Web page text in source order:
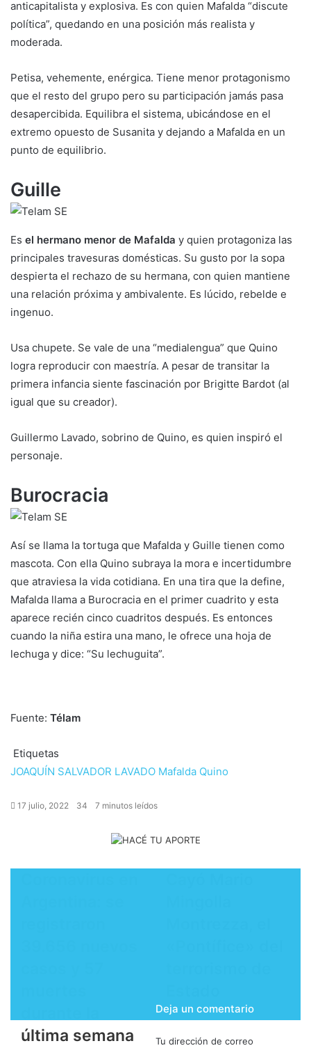
anticapitalista y explosiva. Es con quien Mafalda “discute
política”, quedando en una posición más realista y
moderada.
Petisa, vehemente, enérgica. Tiene menor protagonismo
que el resto del grupo pero su participación jamás pasa
desapercibida. Equilibra el sistema, ubicándose en el
extremo opuesto de Susanita y dejando a Mafalda en un
punto de equilibrio.
Guille
Es el hermano menor de Mafalda y quien protagoniza las
principales travesuras domésticas. Su gusto por la sopa
despierta el rechazo de su hermana, con quien mantiene
una relación próxima y ambivalente. Es lúcido, rebelde e
ingenuo.
Usa chupete. Se vale de una “medialengua” que Quino
logra reproducir con maestría. A pesar de transitar la
primera infancia siente fascinación por Brigitte Bardot (al
igual que su creador).
Guillermo Lavado, sobrino de Quino, es quien inspiró el
personaje.
Burocracia
Así se llama la tortuga que Mafalda y Guille tienen como
mascota. Con ella Quino subraya la mora e incertidumbre
que atraviesa la vida cotidiana. En una tira que la define,
Mafalda llama a Burocracia en el primer cuadrito y esta
aparece recién cinco cuadritos después. Es entonces
cuando la niña estira una mano, le ofrece una hoja de
lechuga y dice: “Su lechuguita”.
Fuente: Télam
Etiquetas
JOAQUÍN SALVADOR LAVADO Mafalda Quino
17 julio, 2022 34 7 minutos leídos
última semana
Deja un comentario
Tu dirección de correo